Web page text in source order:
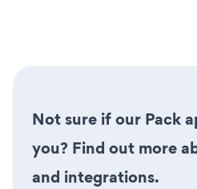
Not sure if our Pack
you? Find out more
and integrations.